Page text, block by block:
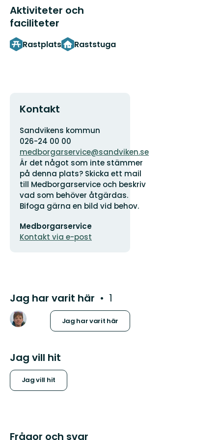
Aktiviteter och
faciliteter
Rastplats Raststuga
Kontakt
Adress
Sandvikens kommun
026-24 00 00
medborgarservice@sandviken.se
Är det något som inte stämmer
på denna plats? Skicka ett mail
till Medborgarservice och beskriv
vad som behöver åtgärdas.
Bifoga gärna en bild vid behov.
postadress
Medborgarservice
Kontakt via e-post
Jag har varit här 1
Jag har varit här
Jag vill hit
Jag vill hit
Frågor och svar